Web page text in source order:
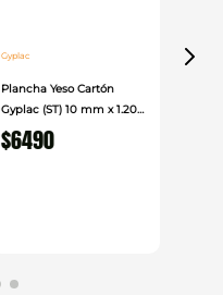
Gyplac
Plancha Yeso Cartón
Gyplac (ST) 10 mm x 1.20
cm x 2.40cm
$6490